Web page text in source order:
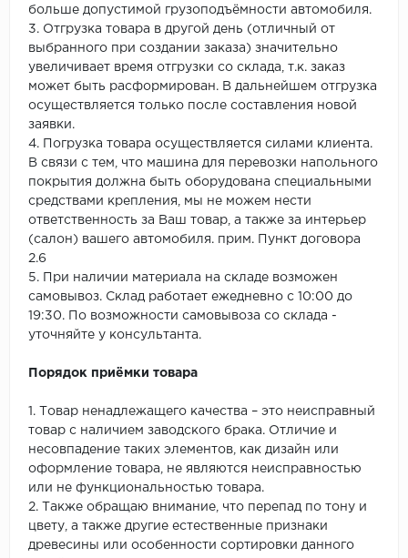
больше допустимой грузоподъёмности автомобиля.
3. Отгрузка товара в другой день (отличный от
выбранного при создании заказа) значительно
увеличивает время отгрузки со склада, т.к. заказ
может быть расформирован. В дальнейшем отгрузка
осуществляется только после составления новой
заявки.
4. Погрузка товара осуществляется силами клиента.
В связи с тем, что машина для перевозки напольного
покрытия должна быть оборудована специальными
средствами крепления, мы не можем нести
ответственность за Ваш товар, а также за интерьер
(салон) вашего автомобиля. прим. Пункт договора
2.6
5. При наличии материала на складе возможен
самовывоз. Склад работает ежедневно с 10:00 до
19:30. По возможности самовывоза со склада -
уточняйте у консультанта.
Порядок приёмки товара
1. Товар ненадлежащего качества – это неисправный
товар с наличием заводского брака. Отличие и
несовпадение таких элементов, как дизайн или
оформление товара, не являются неисправностью
или не функциональностью товара.
2. Также обращаю внимание, что перепад по тону и
цвету, а также другие естественные признаки
древесины или особенности сортировки данного